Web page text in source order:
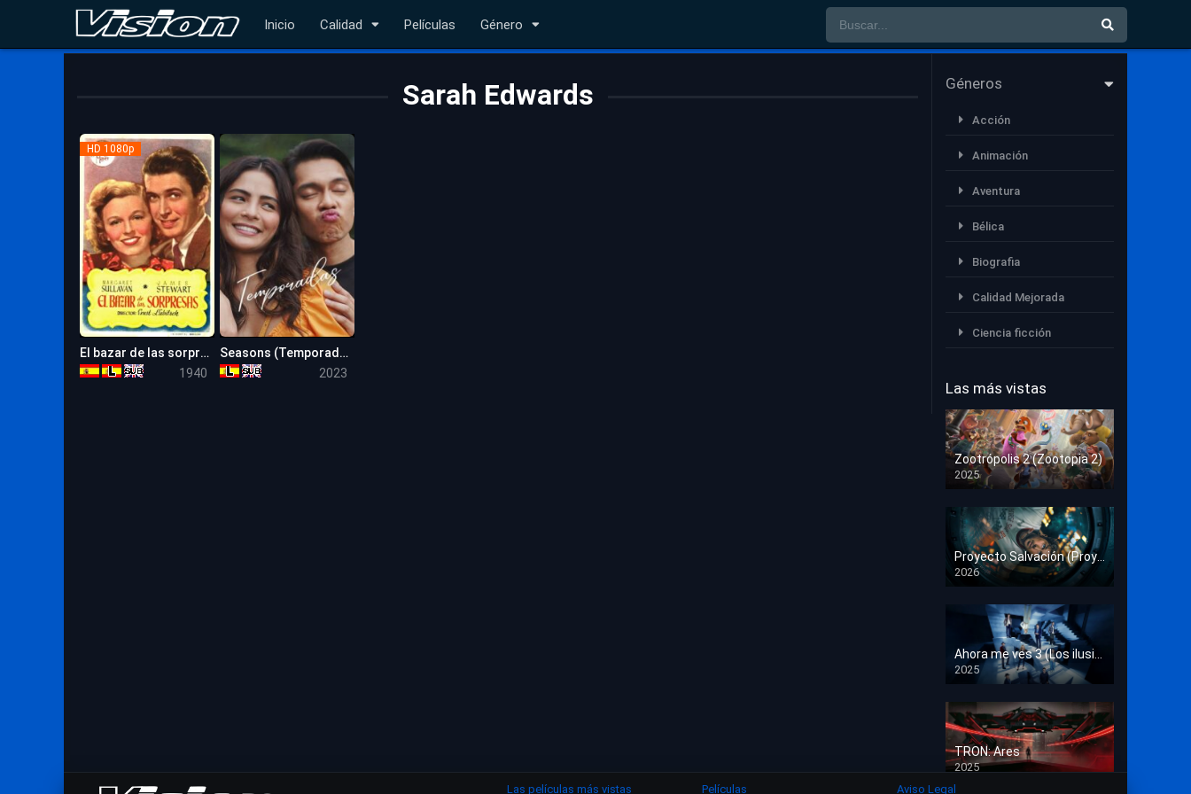
Inicio Calidad Películas Género
Sarah Edwards
HD 1080p
El bazar de las sorpresas
1940
Seasons (Temporadas)
2023
Géneros
Acción
Animación
Aventura
Bélica
Biografia
Calidad Mejorada
Ciencia ficción
Deporte
Documental
Drama
Estrénos en Cine
Familia
Familiar
Fantasía
Guerra
Historia
Misterio
Las más vistas
Zootrópolis 2 (Zootopia 2)
2025
HD 1080p
2026
HD 1080p
2025
HD 1080p
TRON: Ares
2025
HD 1080p
Las películas más vistas Películas Aviso Legal